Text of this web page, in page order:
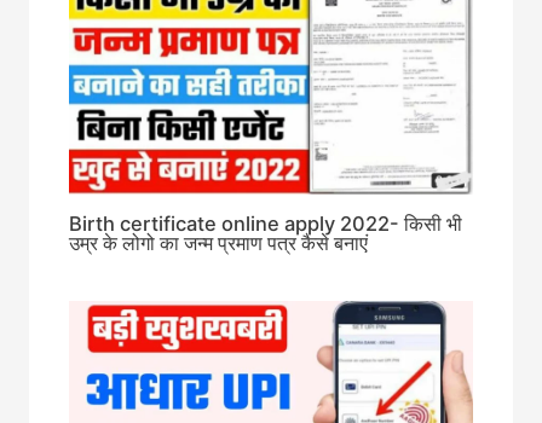
Birth certificate online apply 2022- किसी भी
उम्र के लोगो का जन्म प्रमाण पत्र कैसे बनाएं